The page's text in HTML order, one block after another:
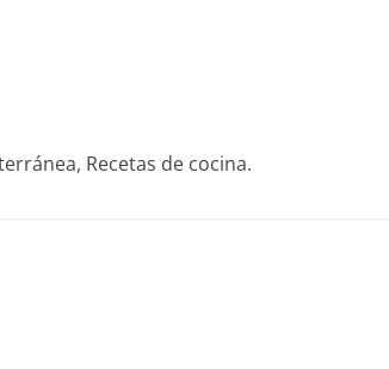
Recetas de cocina.